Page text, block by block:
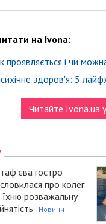
на Ivona:
проявляється і чи
здоров'я: 5
Читайте Ivona.ua
гостро
про колег
їхню розважальну
Новини